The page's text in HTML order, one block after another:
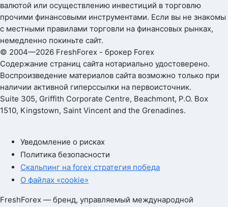
валютой или осуществлению инвестиций в торговлю
прочими финансовыми инструментами. Если вы не знакомы
с местными правилами торговли на финансовых рынках,
немедленно покиньте сайт.
© 2004—2026 FreshForex - брокер Forex
Содержание страниц сайта нотариально удостоверено.
Воспроизведение материалов сайта возможно только при
наличии активной гиперссылки на первоисточник.
Suite 305, Griffith Corporate Centre, Beachmont, P.O. Box
1510, Kingstown, Saint Vincent and the Grenadines.
Уведомление о рисках
Политика безопасности
Скальпинг на forex стратегия победа
О файлах «cookie»
FreshForex — бренд, управляемый международной